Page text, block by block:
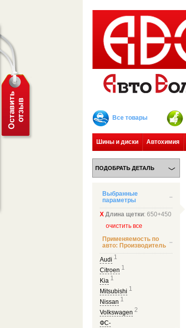
Все товары
Шины и диски Автохимия
ПОДОБРАТЬ ДЕТАЛЬ
Выбранные
параметры
Х Длина щетки: 650+450
очистить все
Применяемость по
авто: Производитель
Audi 1
Citroen 1
Kia 1
Mitsubishi 1
Nissan 1
Volkswagen 2
ФС-